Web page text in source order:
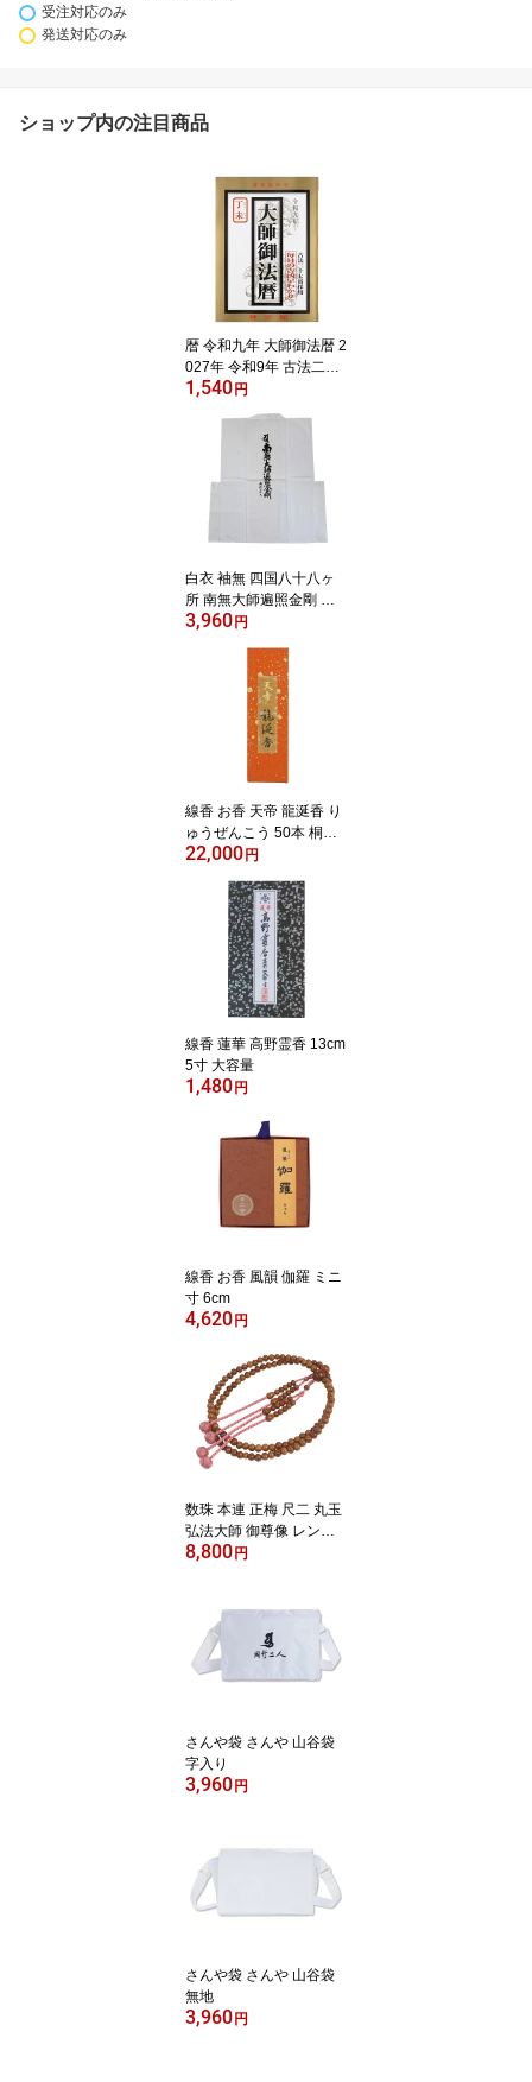
受注対応のみ
発送対応のみ
ショップ内の注目商品
暦 令和九年 大師御法暦 2
027年 令和9年 古法二十
七宿採用 毎日の吉凶早わ
（※送料無料はメール便
1,540円
白衣 袖無 四国八十八ヶ
所 南無大師遍照金剛 同
行二人 ポケット付 3Lサ
（※送料無料はメール便
3,960円
線香 お香 天帝 龍涎香 り
ゅうぜんこう 50本 桐箱
入り
22,000円
線香 蓮華 高野霊香 13cm
5寸 大容量
1,480円
線香 お香 風韻 伽羅 ミニ
寸 6cm
4,620円
数珠 本連 正梅 尺二 丸玉
弘法大師 御尊像 レンズ
入り 珊瑚房 真言宗 本式
8,800円
さんや袋 さんや 山谷袋
字入り
3,960円
さんや袋 さんや 山谷袋
無地
3,960円